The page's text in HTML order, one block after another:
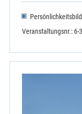
Veranstaltungsnr.: 6-